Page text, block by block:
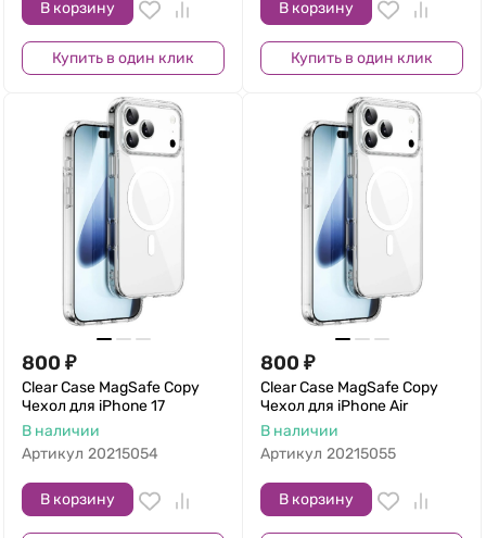
В корзину
Купить в один клик
В корзину
Купить в один клик
800 ₽
Clear Case MagSafe Copy
Чехол для iPhone 17
В наличии
Артикул 20215054
В корзину
800 ₽
Clear Case MagSafe Copy
Чехол для iPhone Air
В наличии
Артикул 20215055
В корзину